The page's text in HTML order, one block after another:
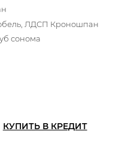
ЛДСП Кроношпан
сонома
КУПИТЬ В КРЕДИТ